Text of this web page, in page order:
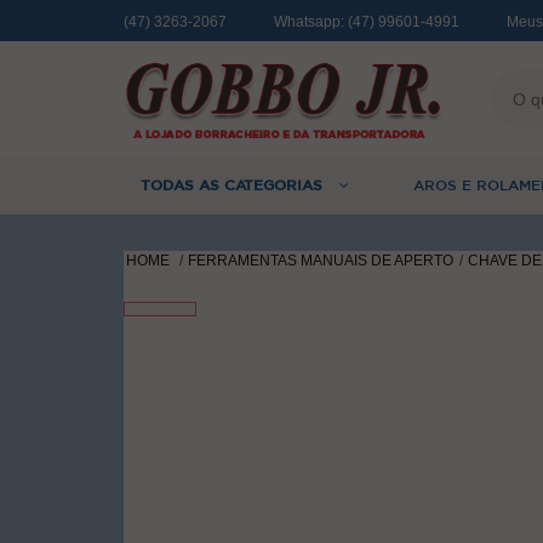
(47) 3263-2067 Whatsapp: (47) 99601-4991
TODAS AS CATEGORIAS AROS E
HOME FERRAMENTAS MANUAIS DE APERTO CHAVE